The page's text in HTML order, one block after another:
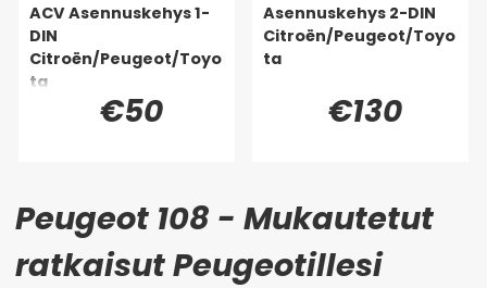
ACV Asennuskehys 1-
DIN
Citroën/Peugeot/Toyo
ta
€50
Asennuskehys 2-DIN
Citroën/Peugeot/Toyo
ta
€130
Peugeot 108 - Mukautetut
ratkaisut Peugeotillesi